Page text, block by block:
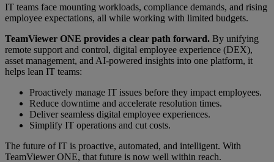
IT teams face mounting workloads, compliance demands, and rising
employee expectations, all while working with limited budgets.
TeamViewer ONE provides a clear path forward. By unifying
remote support and control, digital employee experience (DEX),
asset management, and AI-powered insights into one platform, it
helps lean IT teams:
Proactively manage IT issues before they impact employees.
Reduce downtime and accelerate resolution times.
Deliver seamless digital employee experiences.
Simplify IT operations and cut costs.
The future of IT is proactive, automated, and intelligent. With
TeamViewer ONE, that future is now well within reach.